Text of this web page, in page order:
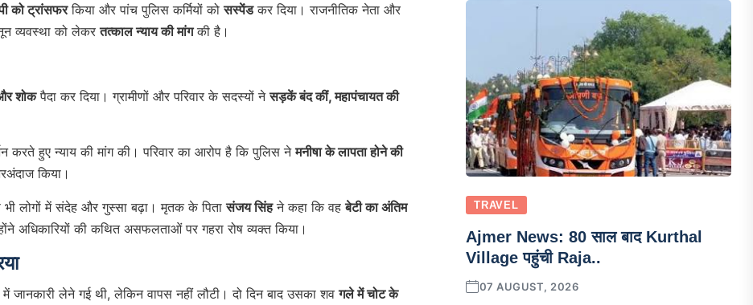
को ट्रांसफरकिया और पांच पुलिस कर्मियों कोसस्पेंडकर दिया। राजनीतिक नेता और
व्यवस्था को लेकरतत्काल न्याय की मांगकी है।
शोकपैदा कर दिया। ग्रामीणों और परिवार के सदस्यों नेसड़कें बंद कीं, महापंचायत की
करते हुए न्याय की मांग की। परिवार का आरोप है कि पुलिस नेमनीषा के लापता होने की
किया।
लोगों में संदेह और गुस्सा बढ़ा। मृतक के पितासंजय सिंहने कहा कि वहबेटी का अंतिम
अधिकारियों की कथित असफलताओं पर गहरा रोष व्यक्त किया।
जानकारी लेने गई थी, लेकिन वापस नहीं लौटी। दो दिन बाद उसका शवगले में चोट के
TRAVEL
Ajmer News: 80 साल बाद Kurthal
Village पहुंची Raja..
07 AUGUST, 2026